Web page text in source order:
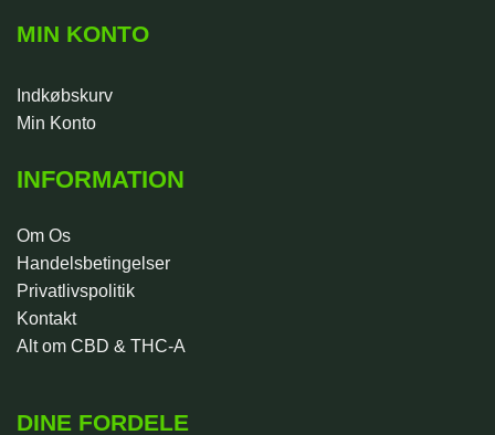
MIN KONTO
Indkøbskurv
Min Konto
INFORMATION
Om Os
Handelsbetingelser
Privatlivspolitik
Kontakt
Alt om CBD & THC-A
DINE FORDELE